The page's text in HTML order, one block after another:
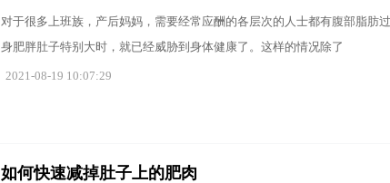
对于很多上班族，产后妈妈，需要经常应酬的各层次的人士都有腹部脂肪
身肥胖肚子特别大时，就已经威胁到身体健康了。这样的情况除了
2021-08-19 10:07:29
如何快速减掉肚子上的肥肉